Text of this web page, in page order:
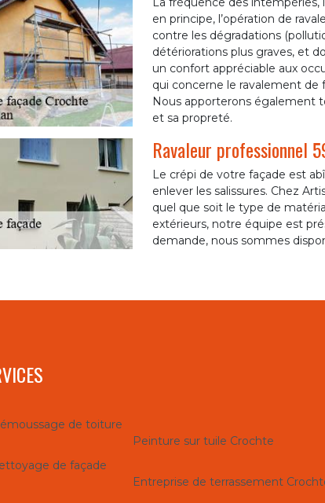
en principe, l’opération de
contre les dégradations
détériorations plus graves, et
un confort appréciable aux
qui concerne le ravalement de
Nous apporterons également
et sa propreté.
Ravaleur professionnel
Le crépi de votre façade est
enlever les salissures. Chez
quel que soit le type de
extérieurs, notre équipe est
demande, nous sommes
de toiture
Peinture sur tuile Crochte
de façade
Entreprise de terrassement